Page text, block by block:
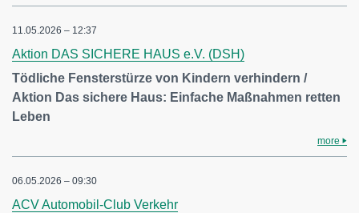
11.05.2026 – 12:37
Aktion DAS SICHERE HAUS e.V. (DSH)
Tödliche Fensterstürze von Kindern verhindern /
Aktion Das sichere Haus: Einfache Maßnahmen retten
Leben
more
06.05.2026 – 09:30
ACV Automobil-Club Verkehr